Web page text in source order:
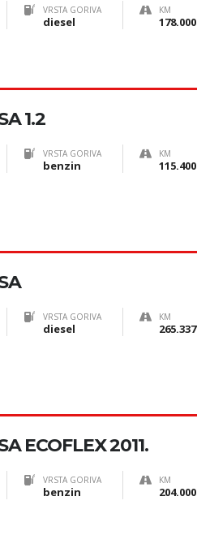
VRSTA GORIVA
diesel
KM
178.000
1.2
VRSTA GORIVA
benzin
KM
115.400
VRSTA GORIVA
diesel
KM
265.337
ECOFLEX 2011.
VRSTA GORIVA
benzin
KM
204.000